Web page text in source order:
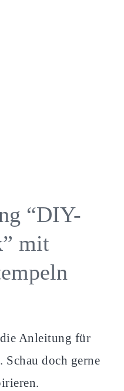
“DIY-
mit
Anleitung für
Schau doch gerne